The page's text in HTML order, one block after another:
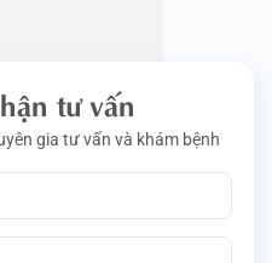
tư vấn
gia tư vấn và khám bệnh